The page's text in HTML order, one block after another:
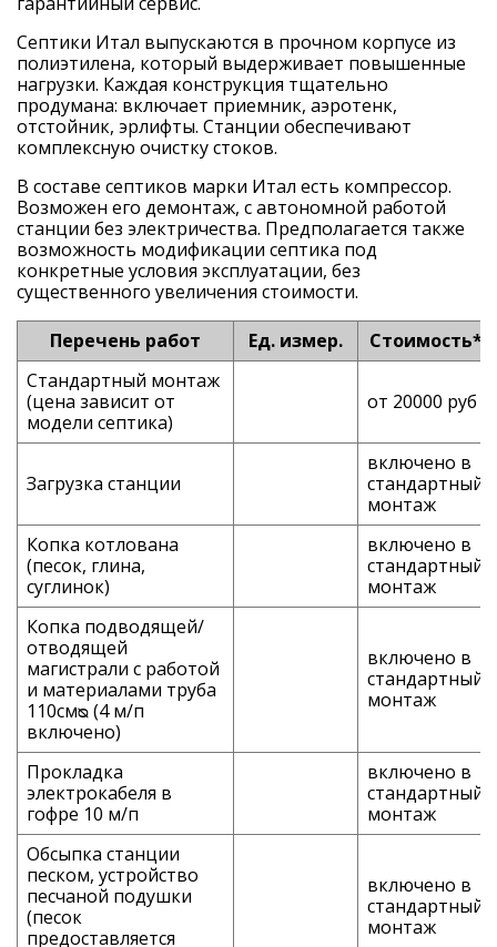
Септики Итал выпускаются в прочном корпусе из
полиэтилена, который выдерживает повышенные
нагрузки. Каждая конструкция тщательно
продумана: включает приемник, аэротенк,
отстойник, эрлифты. Станции обеспечивают
комплексную очистку стоков.
В составе септиков марки Итал есть компрессор.
Возможен его демонтаж, с автономной работой
станции без электричества. Предполагается также
возможность модификации септика под
конкретные условия эксплуатации, без
существенного увеличения стоимости.
Перечень работ
Ед. измер.
Стоимость*
Стандартный монтаж
(цена зависит от
модели септика)
от 20000 руб
Загрузка станции
включено в
стандартный
монтаж
Копка котлована
(песок, глина,
суглинок)
включено в
стандартный
монтаж
Копка подводящей/
отводящей
магистрали с работой
и материалами труба
110смᴓ (4 м/п
включено)
включено в
стандартный
монтаж
Прокладка
электрокабеля в
гофре 10 м/п
включено в
стандартный
монтаж
Обсыпка станции
песком, устройство
песчаной подушки
(песок
предоставляется
включено в
стандартный
монтаж